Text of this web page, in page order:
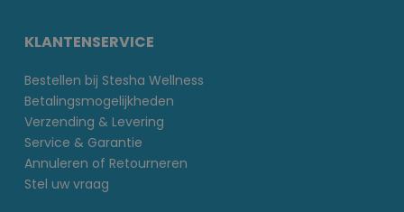
KLANTENSERVICE
Bestellen bij Stesha Wellness
Betalingsmogelijkheden
Verzending & Levering
Service & Garantie
Annuleren of Retourneren
Stel uw vraag